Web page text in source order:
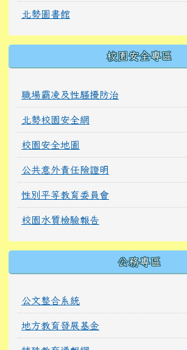
北勢圖書館
校園安全專區
職場霸凌及性騷擾防治
北勢校園安全網
校園安全地圖
公共意外責任險證明
性別平等教育委員會
校園水質檢驗報告
公務專區
公文整合系統
地方教育發展基金